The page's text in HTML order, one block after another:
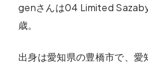
genさんは04 Limited
歳。
出身は愛知県の豊橋市で、